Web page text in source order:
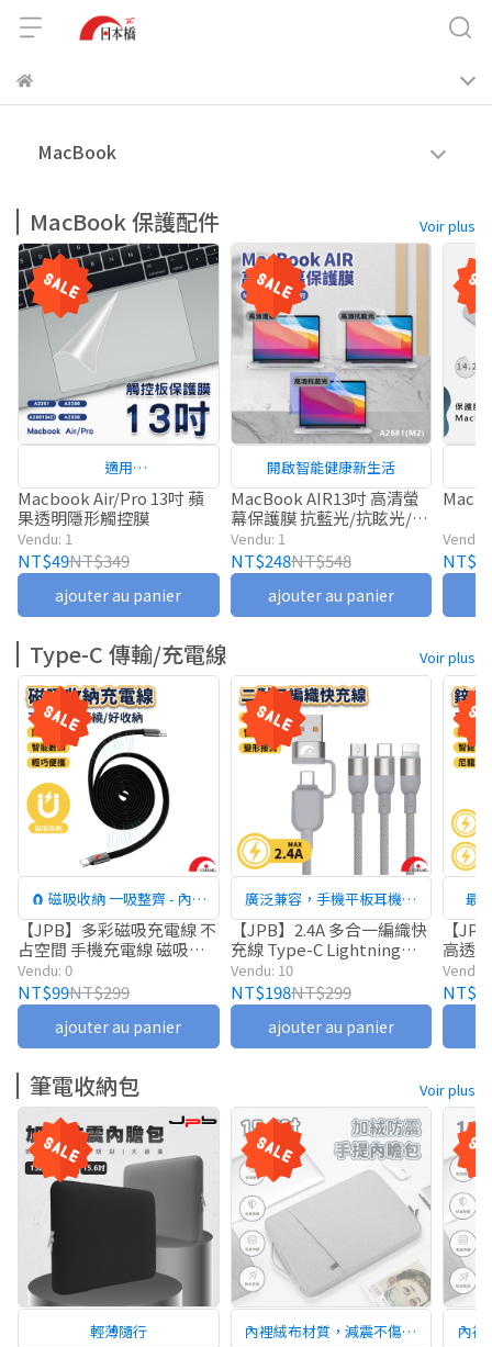
MacBook
MacBook 保護配件 Voir plus
適用
A2681(M2)/A2338/A2251/A22
89
Macbook Air/Pro 13吋 蘋
果透明隱形觸控膜
Vendu: 1
NT$49NT$349
ajouter au panier
開啟智能健康新生活
MacBook AIR13吋 高清螢
幕保護膜 抗藍光/抗眩光/護
眼 A2681(M2)
Vendu: 1
NT$248NT$548
ajouter au panier
Vendu:
Type-C 傳輸/充電線 Voir plus
🧲 磁吸收納 一吸整齊 - 內建
磁吸設計，使用後輕鬆吸附
固定，不易打結、不易纏
繞，收納快速又整潔
【JPB】多彩磁吸充電線 不
占空間 手機充電線 磁吸收
納手機充電線 尼龍編織 抗
拉扯 type-c充電線
Vendu: 0
NT$99NT$299
ajouter au panier
廣泛兼容，手機平板耳機皆
適用
【JPB】2.4A 多合一編織快
充線 Type-C Lightning
Micro USB 多合一 編織線
快充線 充電線 數據線
Vendu: 10
NT$198NT$299
ajouter au panier
最
【
高透
數據線
Vendu:
筆電收納包 Voir plus
輕薄隨行
內裡絨布材質，減震不傷機
內裡